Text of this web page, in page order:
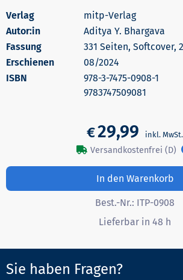
mitp-Verlag
Autor:in
Aditya Y. Bhargava
331 Seiten, Softcover,
Erschienen
08/2024
978-3-7475-0908-1
9783747509081
€29,99
Versandkostenfrei (D)
In den Warenkorb
Best.-Nr.: ITP-0908
Lieferbar in 48 h
Sie haben Fragen?